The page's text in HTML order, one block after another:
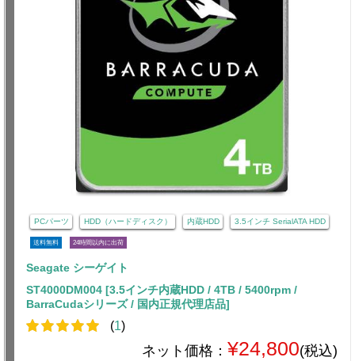
PCパーツ HDD（ハードディスク） 内蔵HDD 3.5インチ SerialATA HDD
送料無料 24時間以内に出荷
Seagate シーゲイト
ST4000DM004 [3.5インチ内蔵HDD / 4TB / 5400rpm /
BarraCudaシリーズ / 国内正規代理店品]
(1)
ネット価格： ¥24,800(税込)